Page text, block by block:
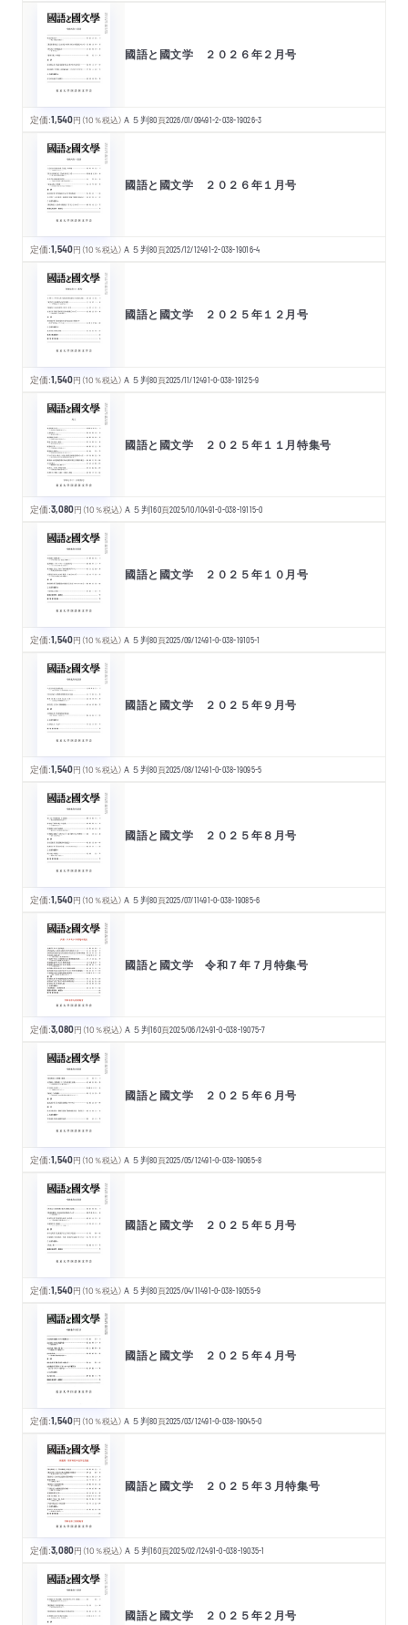
國語と國文学 ２０２６年２月号
定価:1,540円 （10％税込） Ａ５判80頁2026/01/09491-2-038-19026-3
國語と國文学 ２０２６年１月号
定価:1,540円 （10％税込） Ａ５判80頁2025/12/12491-2-038-19016-4
國語と國文学 ２０２５年１２月号
定価:1,540円 （10％税込） Ａ５判80頁2025/11/12491-0-038-19125-9
國語と國文学 ２０２５年１１月特集号
定価:3,080円 （10％税込） Ａ５判160頁2025/10/10491-0-038-19115-0
國語と國文学 ２０２５年１０月号
定価:1,540円 （10％税込） Ａ５判80頁2025/09/12491-0-038-19105-1
國語と國文学 ２０２５年９月号
定価:1,540円 （10％税込） Ａ５判80頁2025/08/12491-0-038-19095-5
國語と國文学 ２０２５年８月号
定価:1,540円 （10％税込） Ａ５判80頁2025/07/11491-0-038-19085-6
國語と國文学 令和７年７月特集号
定価:3,080円 （10％税込） Ａ５判160頁2025/06/12491-0-038-19075-7
國語と國文学 ２０２５年６月号
定価:1,540円 （10％税込） Ａ５判80頁2025/05/12491-0-038-19065-8
國語と國文学 ２０２５年５月号
定価:1,540円 （10％税込） Ａ５判80頁2025/04/11491-0-038-19055-9
國語と國文学 ２０２５年４月号
定価:1,540円 （10％税込） Ａ５判80頁2025/03/12491-0-038-19045-0
國語と國文学 ２０２５年３月特集号
定価:3,080円 （10％税込） Ａ５判160頁2025/02/12491-0-038-19035-1
國語と國文学 ２０２５年２月号